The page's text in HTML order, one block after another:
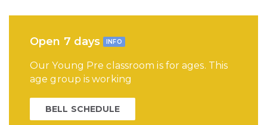
Open 7 days INFO
Our Young Pre classroom is for ages. This
age group is working
BELL SCHEDULE